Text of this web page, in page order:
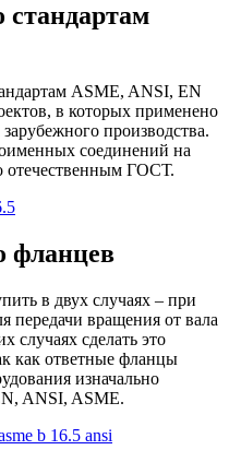
ASME, ANSI, EN
в которых применено
производства.
соединений на
отечественным ГОСТ.
фланцев
в двух случаях – при
передачи вращения от вала
случаях сделать это
как ответные фланцы
изначально
ANSI, ASME.